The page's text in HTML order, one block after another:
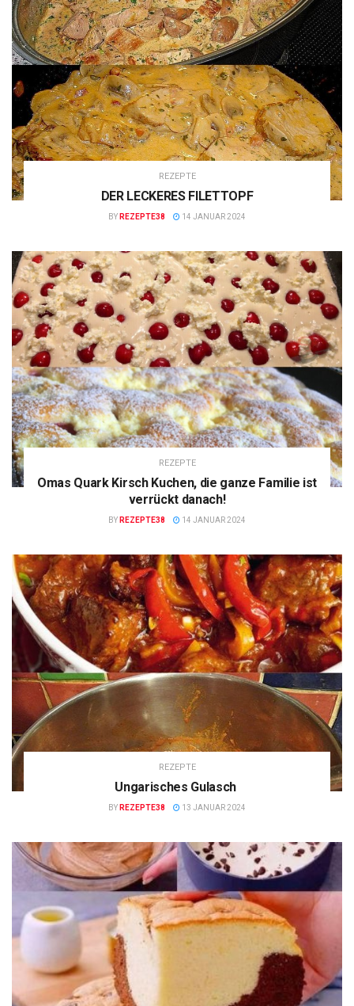
REZEPTE
DER LECKERES FILETTOPF
BY REZEPTE38 14 JANUAR 2024
REZEPTE
Omas Quark Kirsch Kuchen, die ganze Familie ist
verrückt danach!
BY REZEPTE38 14 JANUAR 2024
REZEPTE
Ungarisches Gulasch
BY REZEPTE38 13 JANUAR 2024